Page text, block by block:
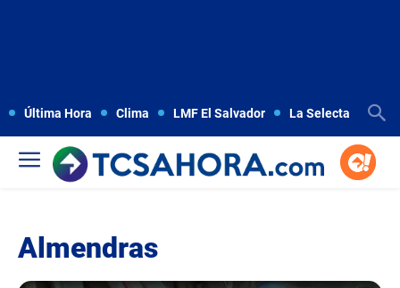
Última Hora Clima LMF El Salvador La Selecta
Almendras